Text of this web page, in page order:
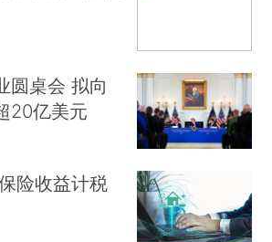
圆桌会 拟向
20亿美元
险收益计税